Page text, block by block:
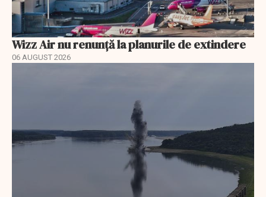
Wizz Air nu renunță la planurile de extindere
06 AUGUST 2026